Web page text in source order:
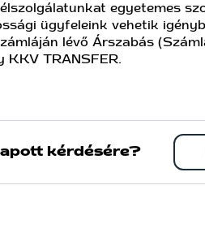
egyetemes
ügyfeleink vehetik
lévő Árszabás
KKV TRANSFER.
kérdésére?